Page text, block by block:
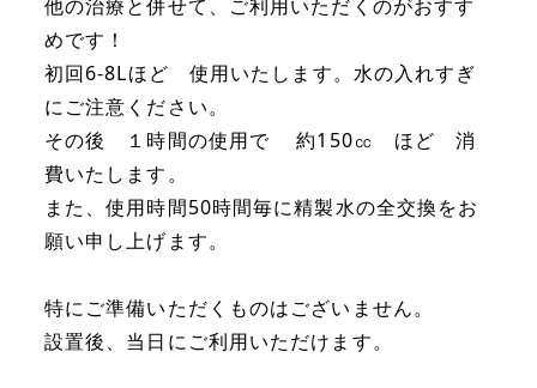
量
機
器
個
他の治療と併せて、ご利用いただくのがおすす
めです！
初回6-8Lほど 使用いたします。水の入れすぎ
にご注意ください。
その後 １時間の使用で 約150㏄ ほど 消
費いたします。
また、使用時間50時間毎に精製水の全交換をお
願い申し上げます。
特にご準備いただくものはございません。
設置後、当日にご利用いただけます。